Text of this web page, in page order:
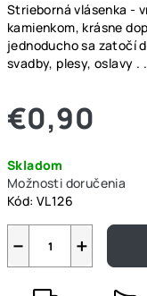
Strieborná vlásenka -
kamienkom, krásne
jednoducho sa zatočí
svadby, plesy, oslavy .
€0,90
cena:
Skladom
Možnosti doručenia
Kód: VL126
+
−